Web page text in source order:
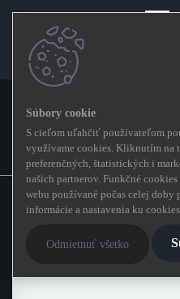
S cieľom uľahčiť používateľom
využívame cookies. Kliknutím na
preferenčných, štatistických i
našich partnerov. Funkčné
webu používané počas celej doby
informácie a nastavenia ku
Odmietnuť všetko
Úvod »
KAWIR Epoptia